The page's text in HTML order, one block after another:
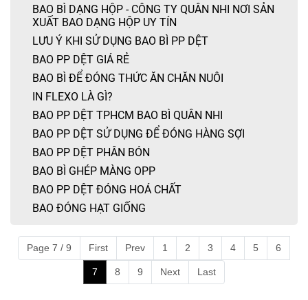
BAO BÌ DẠNG HỘP - CÔNG TY QUÂN NHI NƠI SẢN
XUẤT BAO DẠNG HỘP UY TÍN
LƯU Ý KHI SỬ DỤNG BAO BÌ PP DỆT
BAO PP DỆT GIÁ RẺ
BAO BÌ ĐỂ ĐÓNG THỨC ĂN CHĂN NUÔI
IN FLEXO LÀ GÌ?
BAO PP DỆT TPHCM BAO BÌ QUÂN NHI
BAO PP DỆT SỬ DỤNG ĐỂ ĐÓNG HÀNG SỢI
BAO PP DỆT PHÂN BÓN
BAO BÌ GHÉP MÀNG OPP
BAO PP DỆT ĐÓNG HOÁ CHẤT
BAO ĐÓNG HẠT GIỐNG
Page 7 / 9 First Prev 1 2 3 4 5 6
7 8 9 Next Last